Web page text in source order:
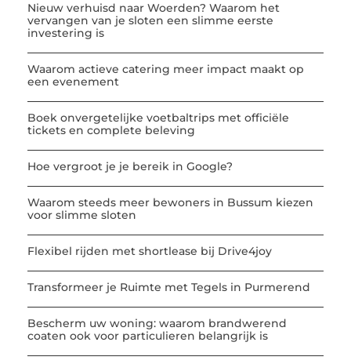
Nieuw verhuisd naar Woerden? Waarom het
vervangen van je sloten een slimme eerste
investering is
Waarom actieve catering meer impact maakt op
een evenement
Boek onvergetelijke voetbaltrips met officiële
tickets en complete beleving
Hoe vergroot je je bereik in Google?
Waarom steeds meer bewoners in Bussum kiezen
voor slimme sloten
Flexibel rijden met shortlease bij Drive4joy
Transformeer je Ruimte met Tegels in Purmerend
Bescherm uw woning: waarom brandwerend
coaten ook voor particulieren belangrijk is